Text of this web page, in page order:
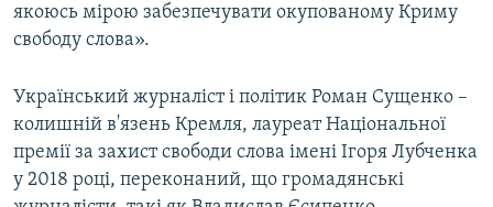
якоюсь мірою забезпечувати окупованому Криму
свободу слова».
Український журналіст і політик Роман Сущенко –
колишній в'язень Кремля, лауреат Національної
премії за захист свободи слова імені Ігоря Лубченка
у 2018 році, переконаний, що громадянські